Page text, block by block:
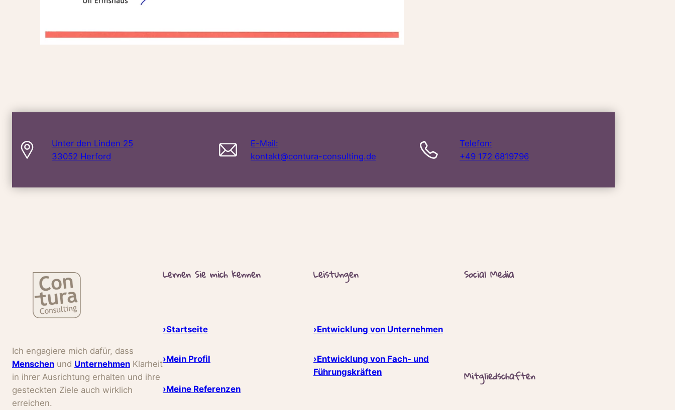
Unter den Linden 25
33052 Herford
E-Mail:
kontakt@contura-consulting.de
Telefon:
+49 172 6819796
Ich engagiere mich dafür, dass
Menschen und Unternehmen Klarheit
in ihrer Ausrichtung erhalten und ihre
gesteckten Ziele auch wirklich
erreichen.
Lernen Sie mich kennen
›Startseite
›Mein Profil
›Meine Referenzen
Leistungen
›Entwicklung von Unternehmen
›Entwicklung von Fach- und
Führungskräften
Social Media
Mitgliedschaften